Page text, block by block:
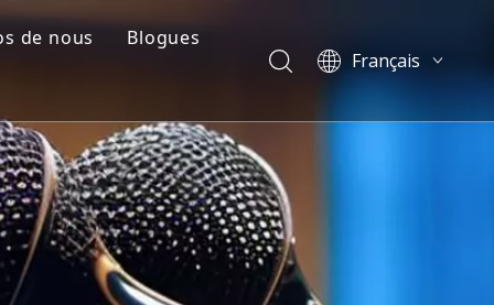
plastique
de nous Blogues
Cas
Vidéos
Français
العربية